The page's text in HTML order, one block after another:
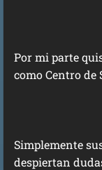
Por mi parte
como Centro de
Simplemente
despiertan